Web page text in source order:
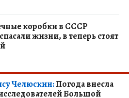
коробки в СССР
жизни, в теперь стоят
Челюскин:Погода внесла
Большой